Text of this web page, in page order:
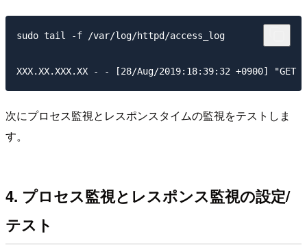
sudo tail -f /var/log/httpd/access_log
次にプロセス監視とレスポンスタイムの監視をテストしま
す。
4. プロセス監視とレスポンス監視の設定/
テスト